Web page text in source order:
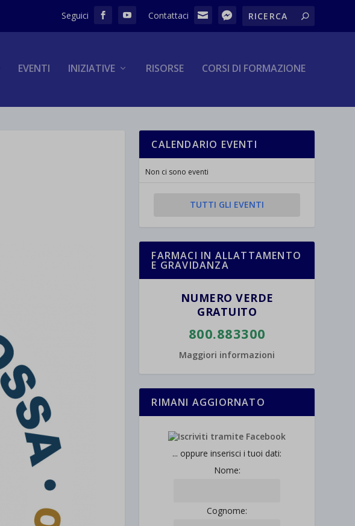
EVENTI INIZIATIVE RISORSE CORSI DI FORMAZIONE
CALENDARIO EVENTI
Non ci sono eventi
TUTTI GLI EVENTI
FARMACI IN ALLATTAMENTO
E GRAVIDANZA
NUMERO VERDE
GRATUITO
800.883300
Maggiori informazioni
RIMANI AGGIORNATO
... oppure inserisci i tuoi dati:
Nome:
Cognome: